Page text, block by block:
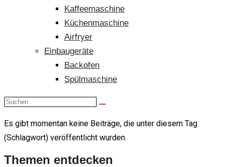
Kaffeemaschine
Küchenmaschine
Airfryer
Einbaugeräte
Backofen
Spülmaschine
Es gibt momentan keine Beiträge, die unter diesem Tag
(Schlagwort) veröffentlicht wurden.
Themen entdecken